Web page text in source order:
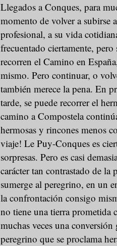
Llegados a Conques, para
momento de volver a subirse
profesional, a su vida
frecuentado ciertamente,
recorren el Camino en
mismo. Pero continuar, o
también merece la pena. En
tarde, se puede recorrer el
camino a Compostela
hermosas y rincones menos
viaje! Le Puy-Conques es
sorpresas. Pero es casi
carácter tan contrastado de la
sumerge al peregrino, en un
la confrontación consigo
no tiene una tierra prometida
muchas veces una
peregrino que se proclama